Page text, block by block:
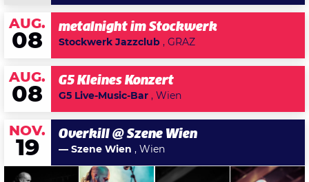
AUG.
08
metalnight im Stockwerk
Stockwerk Jazzclub , GRAZ
AUG.
08
G5 Kleines Konzert
G5 Live-Music-Bar , Wien
NOV.
19
Overkill @ Szene Wien
— Szene Wien , Wien